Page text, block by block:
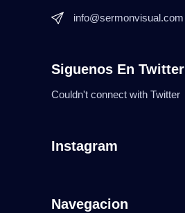
info@sermonvisual.com
Siguenos En Twitter
Couldn't connect with Twitter
Instagram
Navegacion